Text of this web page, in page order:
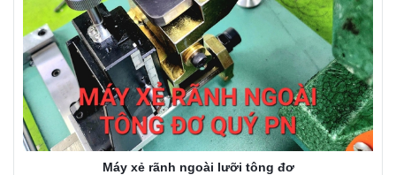
Máy xẻ rãnh ngoài lưỡi tông đơ